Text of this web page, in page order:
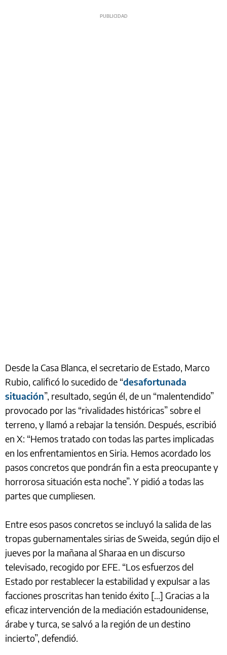
Desde la Casa Blanca, el secretario de Estado, Marco
Rubio, calificó lo sucedido de “desafortunada
situación”, resultado, según él, de un “malentendido”
provocado por las “rivalidades históricas” sobre el
terreno, y llamó a rebajar la tensión. Después, escribió
en X: “Hemos tratado con todas las partes implicadas
en los enfrentamientos en Siria. Hemos acordado los
pasos concretos que pondrán fin a esta preocupante y
horrorosa situación esta noche”. Y pidió a todas las
partes que cumpliesen.
Entre esos pasos concretos se incluyó la salida de las
tropas gubernamentales sirias de Sweida, según dijo el
jueves por la mañana al Sharaa en un discurso
televisado, recogido por EFE. “Los esfuerzos del
Estado por restablecer la estabilidad y expulsar a las
facciones proscritas han tenido éxito [...] Gracias a la
eficaz intervención de la mediación estadounidense,
árabe y turca, se salvó a la región de un destino
incierto”, defendió.